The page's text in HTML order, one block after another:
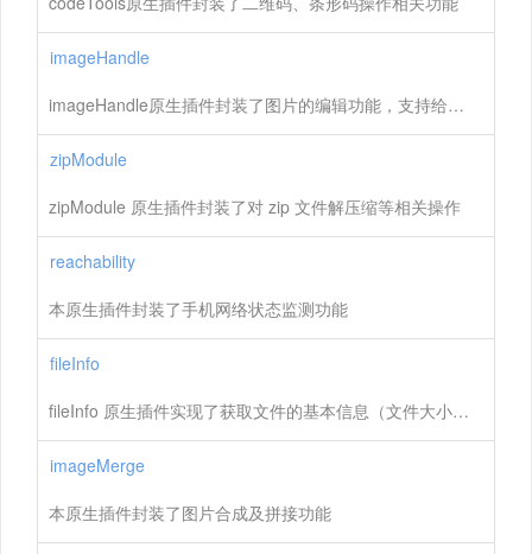
imageHandle
imageHandle原生插件封装了图片的编辑功能，支持给图片添加马赛克、图片水印和文字水印
zipModule
zipModule 原生插件封装了对 zip 文件解压缩等相关操作
reachability
本原生插件封装了手机网络状态监测功能
fileInfo
fileInfo 原生插件实现了获取文件的基本信息（文件大小，文件最近访问时间等），并且能够对文件进行MD5
imageMerge
本原生插件封装了图片合成及拼接功能